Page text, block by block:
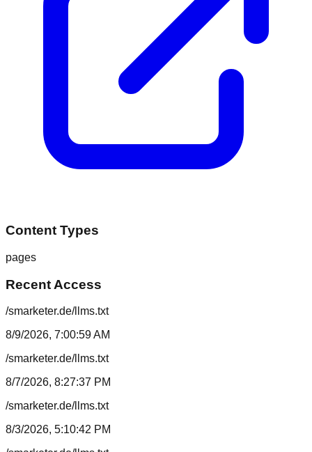
Content Types
pages
Recent Access
/smarketer.de/llms.txt
8/9/2026, 7:00:59 AM
/smarketer.de/llms.txt
8/7/2026, 8:27:37 PM
/smarketer.de/llms.txt
8/3/2026, 5:10:42 PM